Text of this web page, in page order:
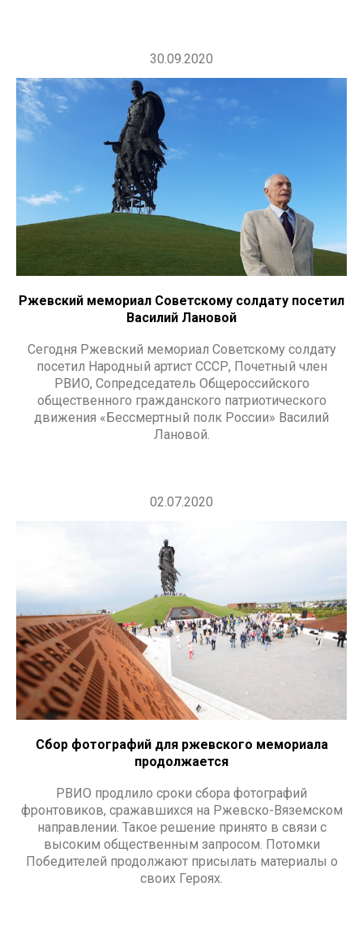
30.09.2020
Ржевский мемориал Советскому солдату посетил
Василий Лановой
Сегодня Ржевский мемориал Советскому солдату
посетил Народный артист СССР, Почетный член
РВИО, Сопредседатель Общероссийского
общественного гражданского патриотического
движения «Бессмертный полк России» Василий
Лановой.
02.07.2020
Сбор фотографий для ржевского мемориала
продолжается
РВИО продлило сроки сбора фотографий
фронтовиков, сражавшихся на Ржевско-Вяземском
направлении. Такое решение принято в связи с
высоким общественным запросом. Потомки
Победителей продолжают присылать материалы о
своих Героях.